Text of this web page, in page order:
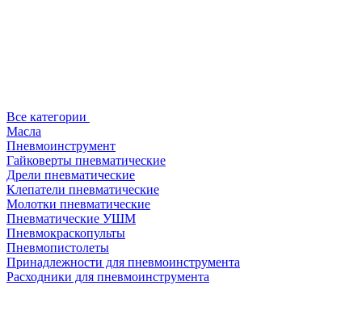
Все категории
Масла
Пневмоинструмент
Гайковерты пневматические
Дрели пневматические
Клепатели пневматические
Молотки пневматические
Пневматические УШМ
Пневмокраскопульты
Пневмопистолеты
Принадлежности для пневмоинструмента
Расходники для пневмоинструмента